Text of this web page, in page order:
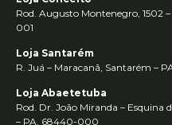
Rod. Augusto Montenegro, 1502
001
Loja Santarém
R. Juá – Maracanã, Santarém –
Loja Abaetetuba
Rod. Dr. João Miranda –
– PA, 68440-000